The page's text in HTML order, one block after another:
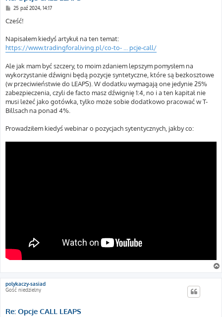
P
s
t
25 paź 2024, 14:17
Cześć!
Napisałem kiedyś artykuł na ten temat:
https://www.tradingforaliving.pl/co-to- ... pcje-call/
Ale jak mam być szczery, to moim zdaniem lepszym pomysłem na
wykorzystanie dźwigni będą pozycje syntetyczne, które są bezkosztowe
(w przeciwieństwie do LEAPS). W dodatku wymagają one jedynie 25%
zabezpieczenia, czyli de facto masz dźwignię 1:4, no i a ten kapitał nie
musi leżeć jako gotówka, tylko może sobie dodatkowo pracować w T-
Billsach na ponad 4%.
Prowadziłem kiedyś webinar o pozycjach sytentycznych, jakby co:
polykaczy-sasiad
Gość niedzielny
Re: Opcje CALL LEAPS